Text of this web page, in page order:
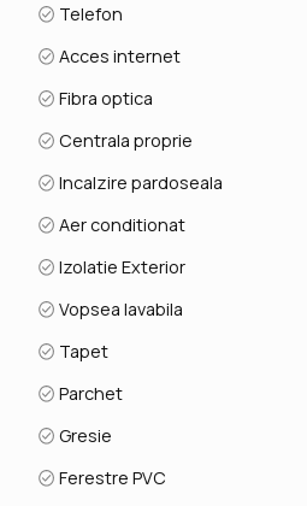
Telefon
Acces internet
Fibra optica
Centrala proprie
Incalzire pardoseala
Aer conditionat
Izolatie Exterior
Vopsea lavabila
Tapet
Parchet
Gresie
Ferestre PVC